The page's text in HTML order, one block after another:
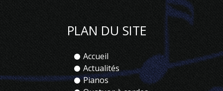
PLAN DU SITE
Accueil
Actualités
Pianos